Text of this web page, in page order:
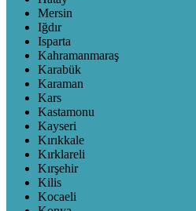
Mersin
Iğdır
Isparta
Kahramanmaraş
Karabük
Karaman
Kars
Kastamonu
Kayseri
Kırıkkale
Kırklareli
Kırşehir
Kilis
Kocaeli